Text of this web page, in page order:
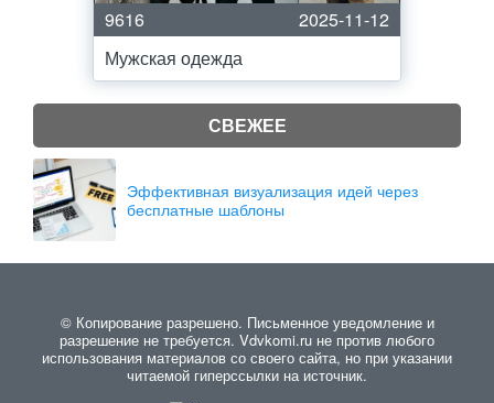
9616
2025-11-12
Мужская одежда
СВЕЖЕЕ
Эффективная визуализация идей через
бесплатные шаблоны
© Копирование разрешено. Письменное уведомление и
разрешение не требуется. Vdvkomi.ru не против любого
использования материалов со своего сайта, но при указании
читаемой гиперссылки на источник.